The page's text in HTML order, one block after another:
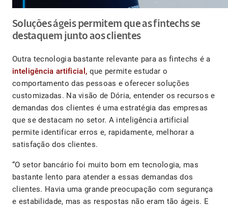
Soluções ágeis permitem que as fintechs se
destaquem junto aos clientes
Outra tecnologia bastante relevante para as fintechs é a
inteligência artificial, que permite estudar o
comportamento das pessoas e oferecer soluções
customizadas. Na visão de Dória, entender os recursos e
demandas dos clientes é uma estratégia das empresas
que se destacam no setor. A inteligência artificial
permite identificar erros e, rapidamente, melhorar a
satisfação dos clientes.
“O setor bancário foi muito bom em tecnologia, mas
bastante lento para atender a essas demandas dos
clientes. Havia uma grande preocupação com segurança
e estabilidade, mas as respostas não eram tão ágeis. E